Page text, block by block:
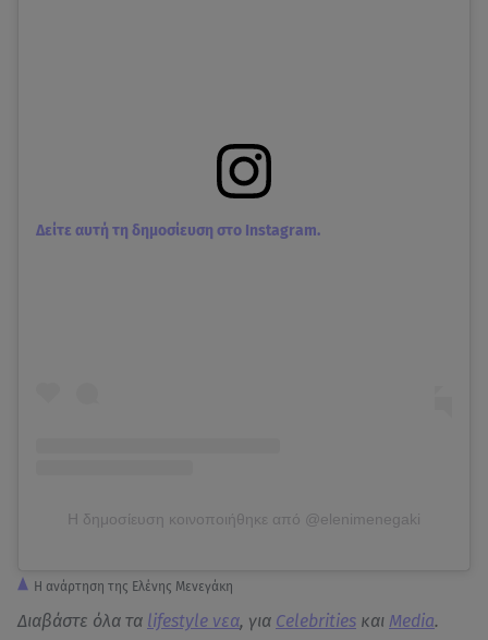
Δείτε αυτή τη δημοσίευση στο Instagram.
Η δημοσίευση κοινοποιήθηκε από @elenimenegaki
Η ανάρτηση της Ελένης Μενεγάκη
Διαβάστε όλα τα lifestyle νεα, για Celebrities και Media.